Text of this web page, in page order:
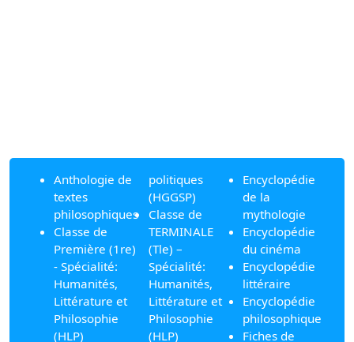
Anthologie de
textes
philosophiques
Classe de
Première (1re)
- Spécialité:
Humanités,
Littérature et
Philosophie
(HLP)
politiques
(HGGSP)
Classe de
TERMINALE
(Tle) –
Spécialité:
Humanités,
Littérature et
Philosophie
(HLP)
Encyclopédie
de la
mythologie
Encyclopédie
du cinéma
Encyclopédie
littéraire
Encyclopédie
philosophique
Fiches de